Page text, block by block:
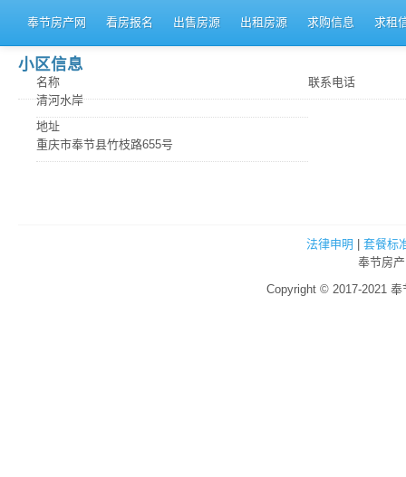
奉节房产网 看房报名 出售房源 出租房源 求购信息 求租
小区信息
名称
清河水岸
地址
重庆市奉节县竹枝路655号
联系电话
法律申明
套餐标
奉节房
Copyright © 2017-2021